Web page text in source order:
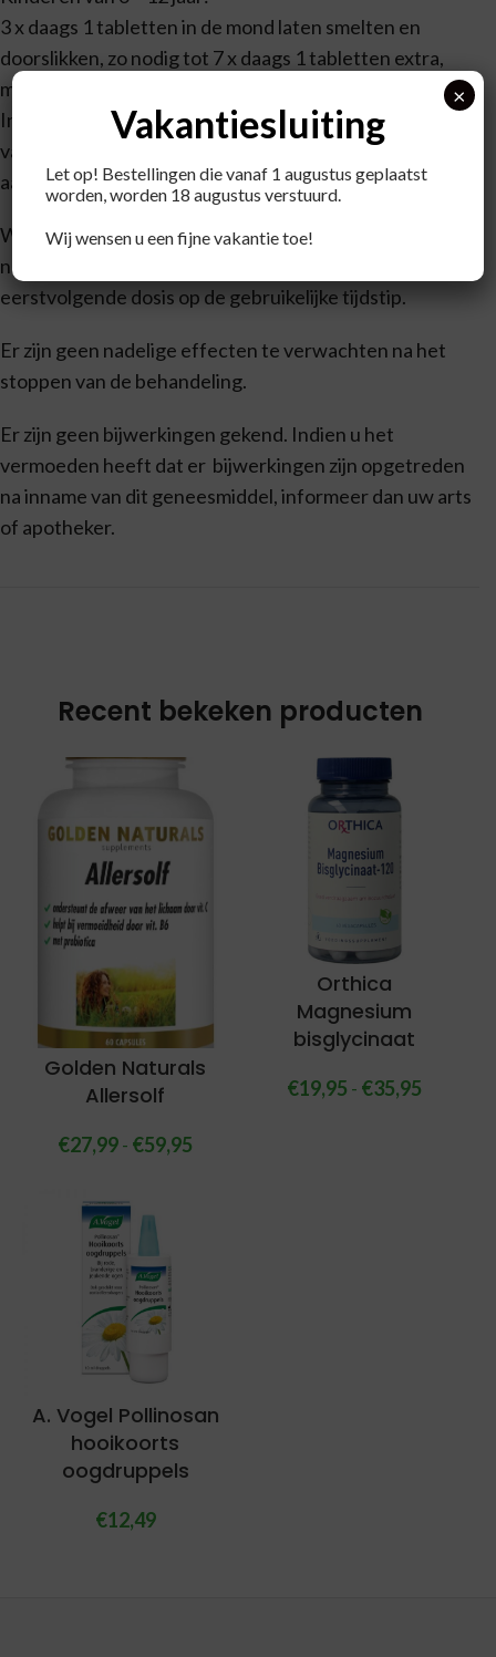
3 x daags 1 tabletten in de mond laten smelten en
doorslikken, zo nodig tot 7 x daags 1 tabletten extra,
met een maximum van 10 tabletten per dag.
Indien de klachten aanhouden gedurende het gebruik
van dit homeopathisch geneesmiddel wordt u
aangeraden een arts te raadplegen.
Wanneer u de tabletten vergeten bent in te nemen,
neem dan geen extra dosis, maar neem de
eerstvolgende dosis op de gebruikelijke tijdstip.
Er zijn geen nadelige effecten te verwachten na het
stoppen van de behandeling.
Er zijn geen bijwerkingen gekend. Indien u het
vermoeden heeft dat er bijwerkingen zijn opgetreden
na inname van dit geneesmiddel, informeer dan uw arts
of apotheker.
Recent bekeken producten
Golden Naturals
Allersolf
€27,99- €59,95
Orthica
Magnesium
bisglycinaat
€19,95 - €35,95
A. Vogel Pollinosan
hooikoorts
oogdruppels
€12,49
Vakantiesluiting
Let op! Bestellingen die vanaf 1 augustus geplaatst
worden, worden 18 augustus verstuurd.
Wij wensen u een fijne vakantie toe!
×